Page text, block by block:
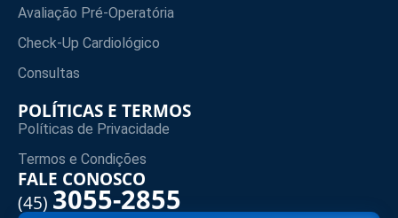
Avaliação Pré-Operatória
Check-Up Cardiológico
Consultas
POLÍTICAS E TERMOS
Políticas de Privacidade
Termos e Condições
FALE CONOSCO
(45) 3055-2855